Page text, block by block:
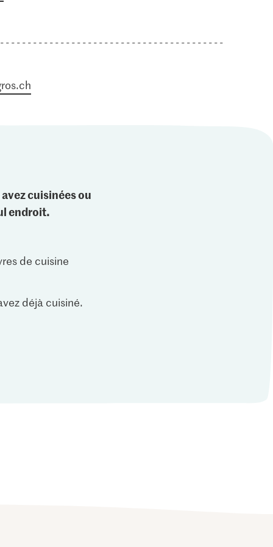
cuisinées ou
endroit.
de cuisine
déjà cuisiné.